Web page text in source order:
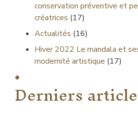
conservation préventive et
créatrices (17)
Actualités (16)
Hiver 2022 Le mandala et
modernité artistique (17)
Derniers